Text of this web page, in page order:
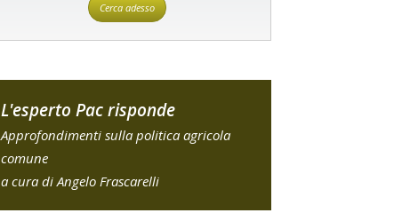
Cerca adesso
L'esperto Pac risponde
Approfondimenti sulla politica agricola
comune
a cura di Angelo Frascarelli